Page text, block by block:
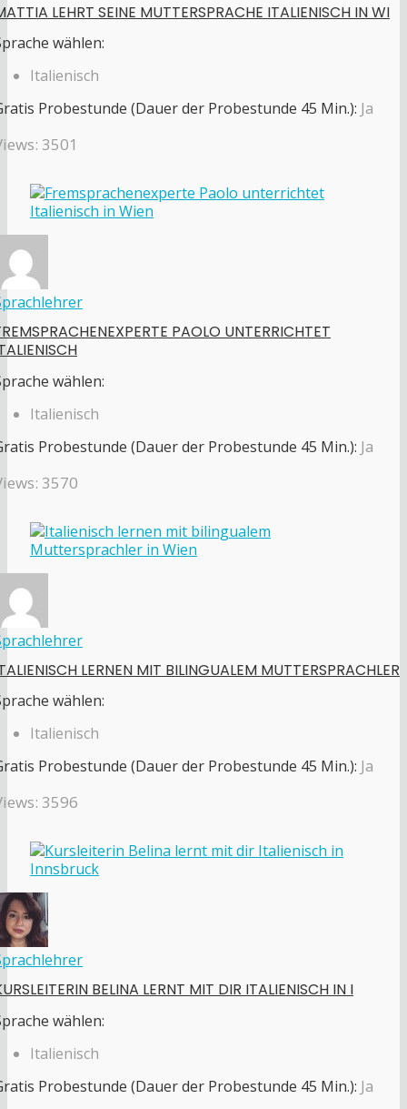
LEHRT SEINE MUTTERSPRACHE ITALIENISCH IN WI
wählen:
Italienisch
Probestunde (Dauer der Probestunde 45 Min.): Ja
3501
PAOLO UNTERRICHTET
wählen:
Italienisch
Probestunde (Dauer der Probestunde 45 Min.): Ja
3570
LERNEN MIT BILINGUALEM MUTTERSPRACHLER
wählen:
Italienisch
Probestunde (Dauer der Probestunde 45 Min.): Ja
3596
BELINA LERNT MIT DIR ITALIENISCH IN I
wählen:
Italienisch
Probestunde (Dauer der Probestunde 45 Min.): Ja